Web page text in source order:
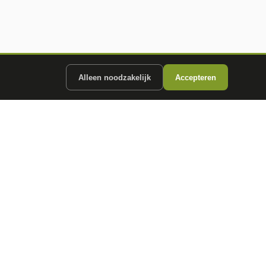
Alleen noodzakelijk Accepteren